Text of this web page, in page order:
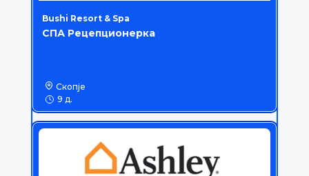
Bushi Resort & Spa
СПА Рецепционерка
Скопје
9 д.